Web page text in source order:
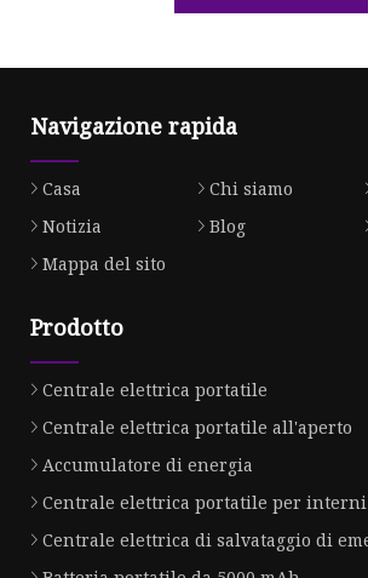
Navigazione rapida
Casa Chi siamo
Notizia
Blog
Mappa del sito
Prodotto
Centrale elettrica portatile
Centrale elettrica portatile all'aperto
Accumulatore di energia
Centrale elettrica portatile per interni
Centrale elettrica di salvataggio di